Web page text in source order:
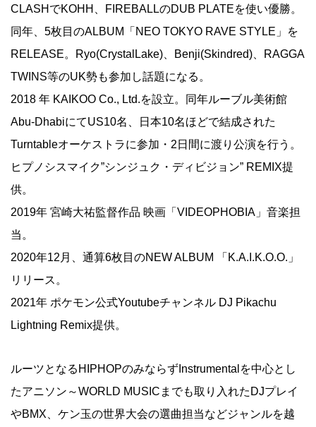
CLASHでKOHH、FIREBALLのDUB PLATEを使い優勝。
同年、5枚目のALBUM「NEO TOKYO RAVE STYLE」を
RELEASE。Ryo(CrystalLake)、Benji(Skindred)、RAGGA
TWINS等のUK勢も参加し話題になる。
2018 年 KAIKOO Co., Ltd.を設立。同年ルーブル美術館
Abu-DhabiにてUS10名、日本10名ほどで結成された
Turntableオーケストラに参加・2日間に渡り公演を行う。
ヒプノシスマイク”シンジュク・ディビジョン” REMIX提
供。
2019年 宮崎大祐監督作品 映画「VIDEOPHOBIA」音楽担
当。
2020年12月、通算6枚目のNEW ALBUM 「K.A.I.K.O.O.」
リリース。
2021年 ポケモン公式Youtubeチャンネル DJ Pikachu
Lightning Remix提供。
ルーツとなるHIPHOPのみならずInstrumentalを中心とし
たアニソン～WORLD MUSICまでも取り入れたDJプレイ
やBMX、ケン玉の世界大会の選曲担当などジャンルを越